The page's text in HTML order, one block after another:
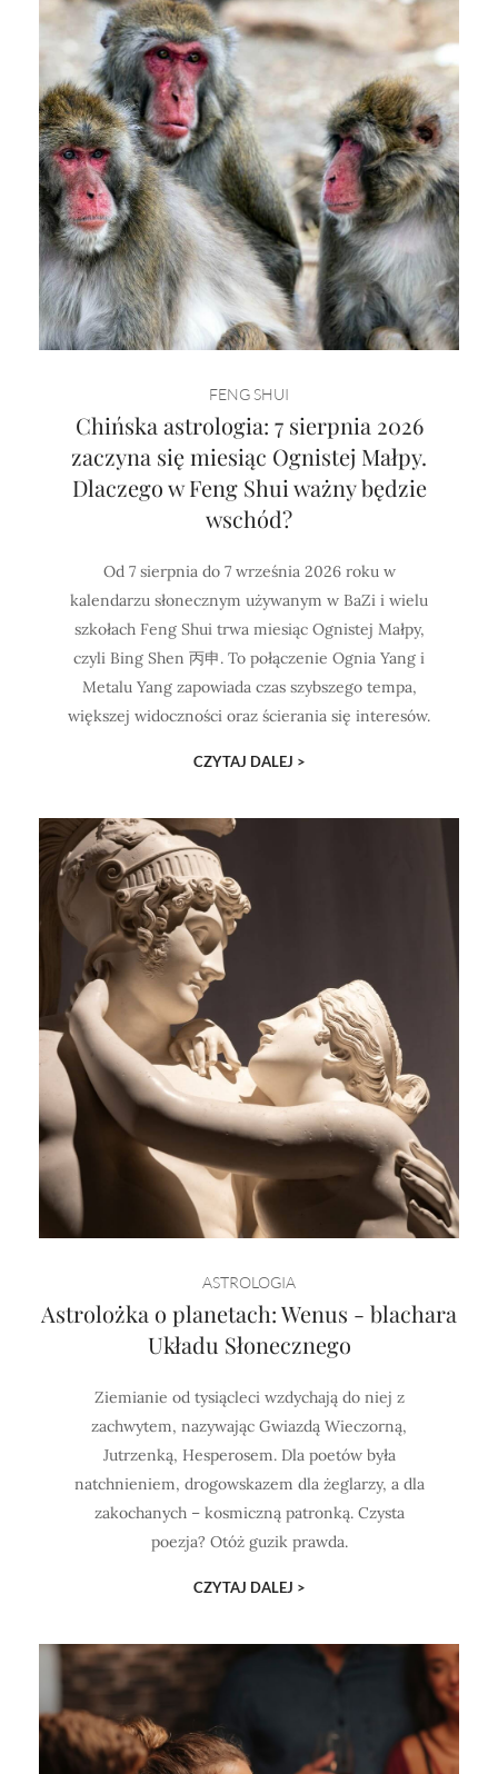
FENG SHUI
Chińska astrologia: 7 sierpnia 2026
zaczyna się miesiąc Ognistej Małpy.
Dlaczego w Feng Shui ważny będzie
wschód?
Od 7 sierpnia do 7 września 2026 roku w
kalendarzu słonecznym używanym w BaZi i wielu
szkołach Feng Shui trwa miesiąc Ognistej Małpy,
czyli Bing Shen 丙申. To połączenie Ognia Yang i
Metalu Yang zapowiada czas szybszego tempa,
większej widoczności oraz ścierania się interesów.
CZYTAJ DALEJ >
ASTROLOGIA
Astrolożka o planetach: Wenus - blachara
Układu Słonecznego
Ziemianie od tysiącleci wzdychają do niej z
zachwytem, nazywając Gwiazdą Wieczorną,
Jutrzenką, Hesperosem. Dla poetów była
natchnieniem, drogowskazem dla żeglarzy, a dla
zakochanych – kosmiczną patronką. Czysta
poezja? Otóż guzik prawda.
CZYTAJ DALEJ >